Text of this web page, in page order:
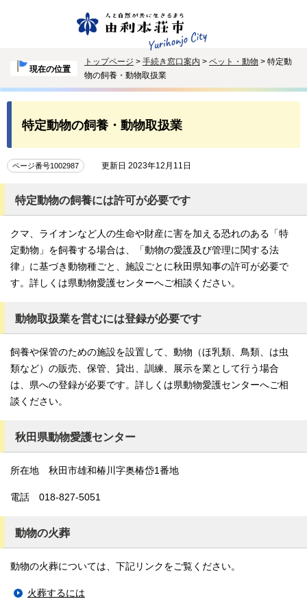
現在の位置
トップページ > 手続き窓口案内 > ペット・動物 > 特定動
物の飼養・動物取扱業
特定動物の飼養・動物取扱業
ページ番号1002987 更新日 2023年12月11日
特定動物の飼養には許可が必要です
クマ、ライオンなど人の生命や財産に害を加える恐れのある「特
定動物」を飼養する場合は、「動物の愛護及び管理に関する法
律」に基づき動物種ごと、施設ごとに秋田県知事の許可が必要で
す。詳しくは県動物愛護センターへご相談ください。
動物取扱業を営むには登録が必要です
飼養や保管のための施設を設置して、動物（ほ乳類、鳥類、は虫
類など）の販売、保管、貸出、訓練、展示を業として行う場合
は、県への登録が必要です。詳しくは県動物愛護センターへご相
談ください。
秋田県動物愛護センター
所在地 秋田市雄和椿川字奥椿岱1番地
電話 018-827-5051
動物の火葬
動物の火葬については、下記リンクをご覧ください。
火葬するには